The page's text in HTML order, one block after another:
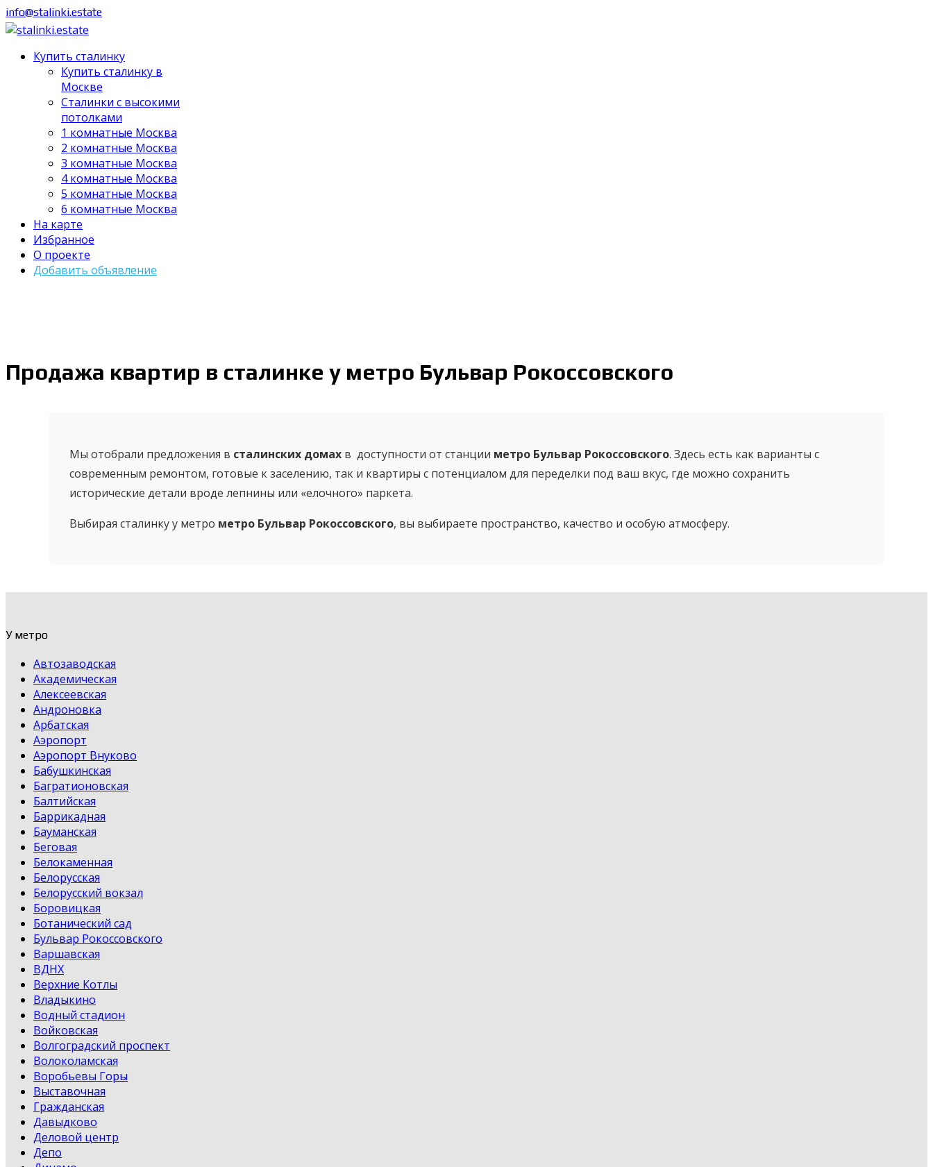
info@stalinki.estate
Купить сталинку
Купить сталинку в
Москве
Cталинки с высокими
потолками
1 комнатные Москва
2 комнатные Москва
3 комнатные Москва
4 комнатные Москва
5 комнатные Москва
6 комнатные Москва
На карте
Избранное
О проекте
Добавить объявление
Продажа квартир в сталинке у метро Бульвар Рокоссовского
Мы отобрали предложения в сталинских домах в доступности от станции метро Бульвар Рокоссовского. Здесь есть как варианты с
современным ремонтом, готовые к заселению, так и квартиры с потенциалом для переделки под ваш вкус, где можно сохранить
исторические детали вроде лепнины или «елочного» паркета.
Выбирая сталинку у метро метро Бульвар Рокоссовского, вы выбираете пространство, качество и особую атмосферу.
У метро
Автозаводская
Академическая
Алексеевская
Андроновка
Арбатская
Аэропорт
Аэропорт Внуково
Бабушкинская
Багратионовская
Балтийская
Баррикадная
Бауманская
Беговая
Белокаменная
Белорусская
Белорусский вокзал
Боровицкая
Ботанический сад
Бульвар Рокоссовского
Варшавская
ВДНХ
Верхние Котлы
Владыкино
Водный стадион
Войковская
Волгоградский проспект
Волоколамская
Воробьевы Горы
Выставочная
Гражданская
Давыдково
Деловой центр
Депо